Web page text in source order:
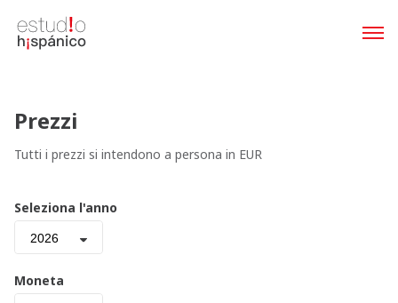
Prezzi
Tutti i prezzi si intendono a persona in EUR
Seleziona l'anno
2026
Moneta